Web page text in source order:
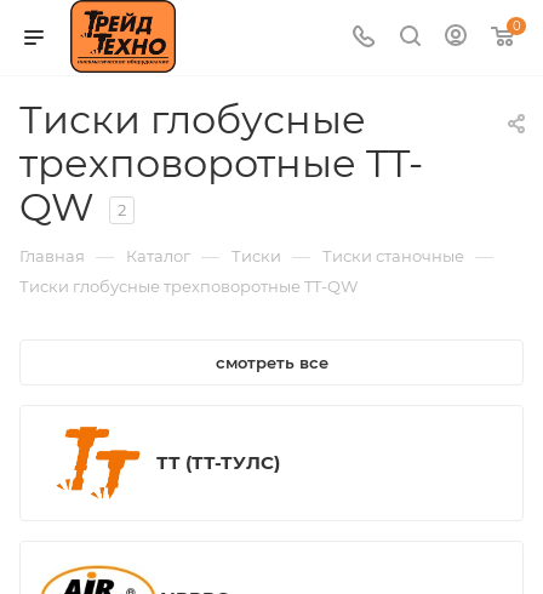
0
Тиски глобусные
трехповоротные TT-
QW
2
Главная — Каталог — Тиски — Тиски станочные —
Тиски глобусные трехповоротные TT-QW
смотреть все
ТТ (ТТ-ТУЛС)